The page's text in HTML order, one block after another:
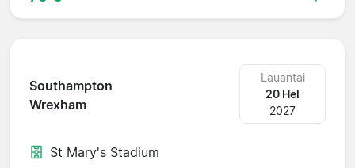
Southampton
Wrexham
Lauantai
20 Hel
2027
St Mary's Stadium